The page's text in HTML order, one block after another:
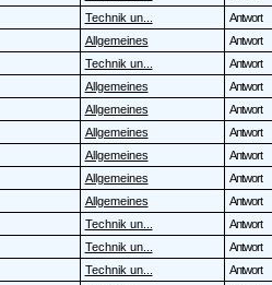
Technik un... Antwort
Allgemeines Antwort
Technik un... Antwort
Allgemeines Antwort
Allgemeines Antwort
Allgemeines Antwort
Allgemeines Antwort
Allgemeines Antwort
Allgemeines Antwort
Technik un... Antwort
Technik un... Antwort
Technik un... Antwort